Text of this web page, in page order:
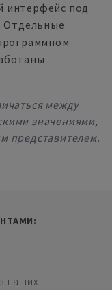
интерфейс под
Отдельные
между
значениями,
представителем.
наших